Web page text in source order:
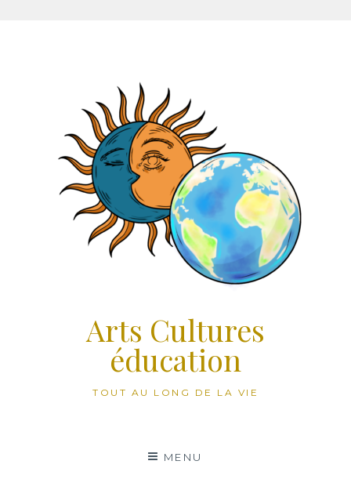
Arts Cultures
éducation
TOUT AU LONG DE LA VIE
MENU